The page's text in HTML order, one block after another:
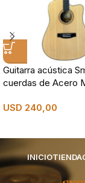
Guitarra acústica
cuerdas de Acero
USD 240,00
INICIOTIENDA